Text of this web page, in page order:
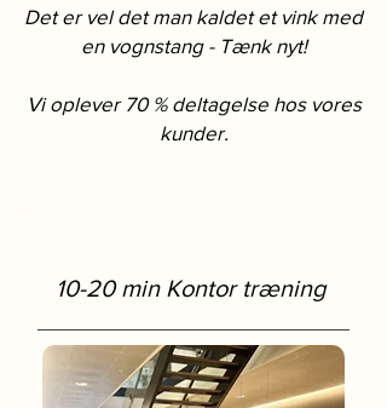
Det er vel det man kaldet et vink med
en vognstang - Tænk nyt!
Vi oplever 70 % deltagelse hos vores
kunder.
10-20 min Kontor træning